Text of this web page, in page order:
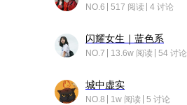
NO.6 517 阅读 4 讨论
闪耀女生｜蓝色系
NO.7 13.6w 阅读 54 讨论
城中虚实
NO.8 1w 阅读 5 讨论